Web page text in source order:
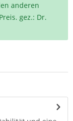
anderen
gez.: Dr.